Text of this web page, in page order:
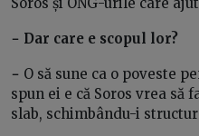
− Dar care e scopul lor?
− O să sune ca o poveste
spun ei e că Soros vrea să
slab, schimbându-i